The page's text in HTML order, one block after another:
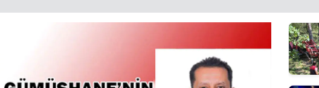
Çorum
Denizli
Diyarbakır